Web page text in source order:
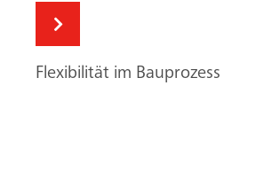
Flexibilität im Bauprozess